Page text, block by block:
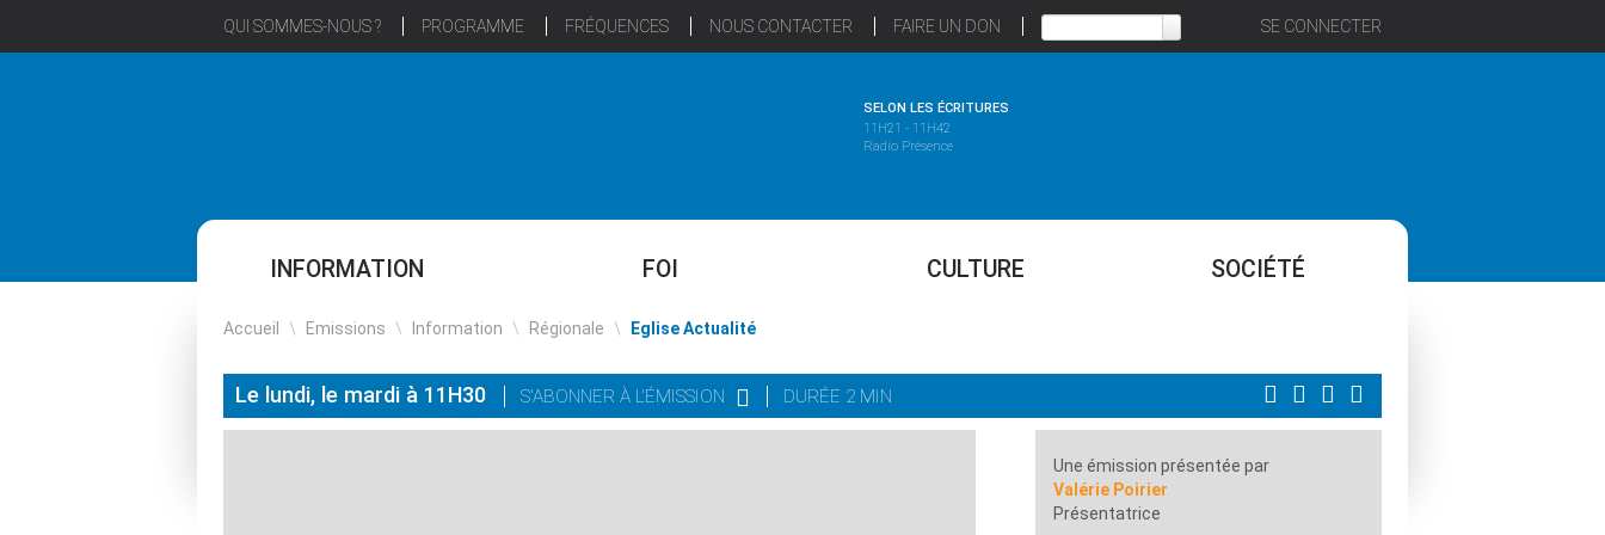
QUI SOMMES-NOUS ? PROGRAMME FRÉQUENCES NOUS CONTACTER FAIRE UN DON SE CONNECTER
SELON LES ÉCRITURES
11H21 - 11H42
Radio Présence
INFORMATION FOI CULTURE SOCIÉTÉ
Accueil \ Emissions \ Information \ Régionale \ Eglise Actualité
Le lundi, le mardi à 11H30 S'ABONNER À L'ÉMISSION DURÉE 2 MIN
Une émission présentée par
Valérie Poirier
Présentatrice